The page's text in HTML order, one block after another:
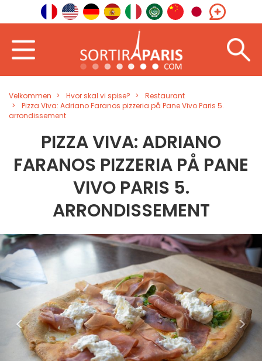
Velkommen Hvor skal vi spise?
Restaurant
Pizza Viva: Adriano Faranos pizzeria på Pane Vivo Paris 5.
arrondissement
PIZZA VIVA: ADRIANO
FARANOS PIZZERIA PÅ PANE
VIVO PARIS 5.
ARRONDISSEMENT
< >